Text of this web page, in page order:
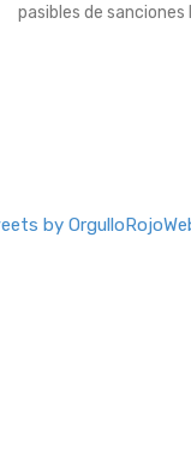
pasibles de sanciones
by